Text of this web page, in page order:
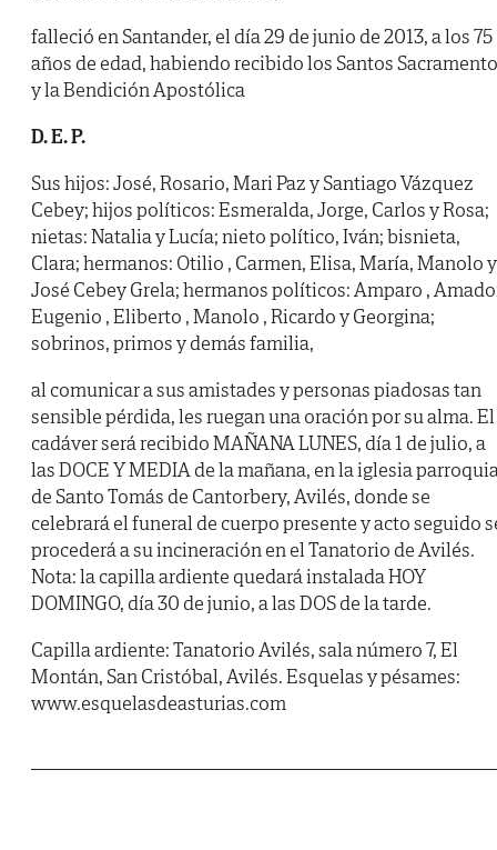
falleció en Santander, el día 29 de junio de 2013, a los 75
años de edad, habiendo recibido los Santos
y la Bendición Apostólica
D. E. P.
Sus hijos: José, Rosario, Mari Paz y Santiago Vázquez
Cebey; hijos políticos: Esmeralda, Jorge, Carlos y Rosa;
nietas: Natalia y Lucía; nieto político, Iván; bisnieta,
Clara; hermanos: Otilio , Carmen, Elisa, María, Manolo y
José Cebey Grela; hermanos políticos: Amparo ,
Eugenio , Eliberto , Manolo , Ricardo y Georgina;
sobrinos, primos y demás familia,
al comunicar a sus amistades y personas piadosas tan
sensible pérdida, les ruegan una oración por su alma. El
cadáver será recibido MAÑANA LUNES, día 1 de julio, a
las DOCE Y MEDIA de la mañana, en la iglesia
de Santo Tomás de Cantorbery, Avilés, donde se
celebrará el funeral de cuerpo presente y acto seguido
procederá a su incineración en el Tanatorio de Avilés.
Nota: la capilla ardiente quedará instalada HOY
DOMINGO, día 30 de junio, a las DOS de la tarde.
Capilla ardiente: Tanatorio Avilés, sala número 7, El
Montán, San Cristóbal, Avilés. Esquelas y pésames:
www.esquelasdeasturias.com